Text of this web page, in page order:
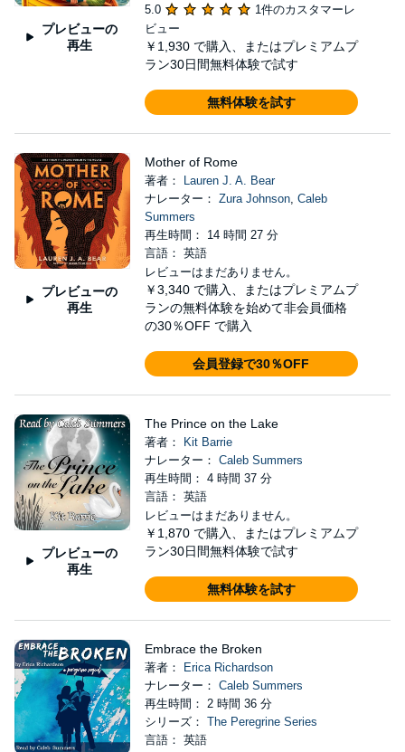
プレビューの
再生
5.0
1件のカスタマーレ
ビュー
￥1,930 で購入、またはプレミアムプ
ラン30日間無料体験で試す
無料体験を試す
プレビューの
再生
Mother of Rome
著者：
Lauren J. A. Bear
ナレーター： Zura Johnson, Caleb
Summers
再生時間： 14 時間 27 分
言語： 英語
レビューはまだありません。
￥3,340 で購入、またはプレミアムプ
ランの無料体験を始めて非会員価格
の30％OFF で購入
会員登録で30％OFF
プレビューの
再生
The Prince on the Lake
著者：
Kit Barrie
ナレーター： Caleb Summers
再生時間： 4 時間 37 分
言語： 英語
レビューはまだありません。
￥1,870 で購入、またはプレミアムプ
ラン30日間無料体験で試す
無料体験を試す
Embrace the Broken
著者：
Erica Richardson
ナレーター： Caleb Summers
再生時間： 2 時間 36 分
シリーズ： The Peregrine Series
言語： 英語